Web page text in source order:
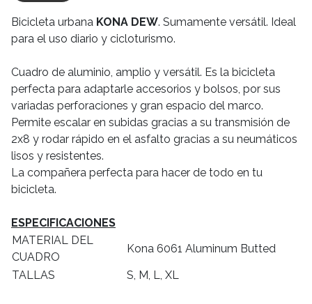
Bicicleta urbana KONA DEW. Sumamente versátil. Ideal
para el uso diario y cicloturismo.
Cuadro de aluminio, amplio y versátil. Es la bicicleta
perfecta para adaptarle accesorios y bolsos, por sus
variadas perforaciones y gran espacio del marco.
Permite escalar en subidas gracias a su transmisión de
2x8 y rodar rápido en el asfalto gracias a su neumáticos
lisos y resistentes.
La compañera perfecta para hacer de todo en tu
bicicleta.
ESPECIFICACIONES
MATERIAL DEL
CUADRO
Kona 6061 Aluminum Butted
TALLAS
S, M, L, XL